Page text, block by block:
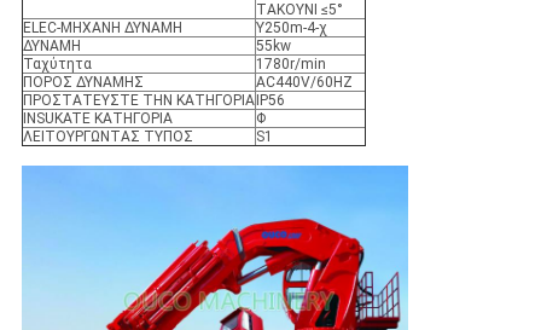
ΤΑΚΟΥΝΙ ≤5°
ELEC-ΜΗΧΑΝΗ ΔΥΝΑΜΗ
Y250m-4-χ
ΔΥΝΑΜΗ
55kw
Ταχύτητα
1780r/min
ΠΟΡΟΣ ΔΥΝΑΜΗΣ
AC440V/60HZ
ΠΡΟΣΤΑΤΕΥΣΤΕ ΤΗΝ ΚΑΤΗΓΟΡΙΑ IP56
INSUKATE ΚΑΤΗΓΟΡΙΑ
Φ
ΛΕΙΤΟΥΡΓΩΝΤΑΣ ΤΥΠΟΣ
S1